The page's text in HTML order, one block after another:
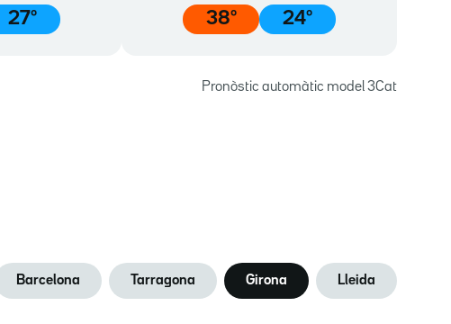
27º 38º 24º
Pronòstic automàtic model 3Cat
Barcelona Tarragona Girona Lleida